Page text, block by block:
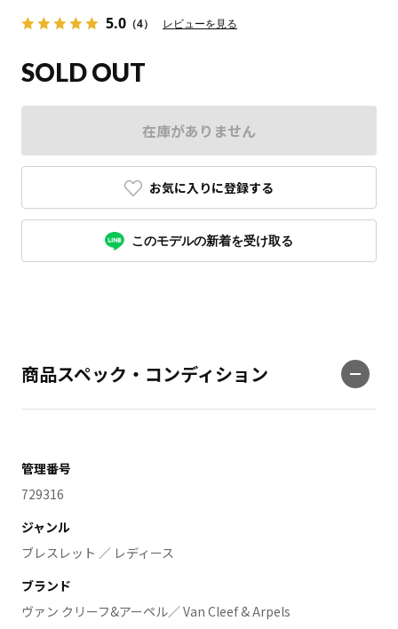
5.0 （4） レビューを見る
SOLD OUT
在庫がありません
お気に入りに登録する
このモデルの新着を受け取る
商品スペック・コンディション
管理番号
729316
ジャンル
ブレスレット ／ レディース
ブランド
ヴァン クリーフ&アーペル／ Van Cleef & Arpels